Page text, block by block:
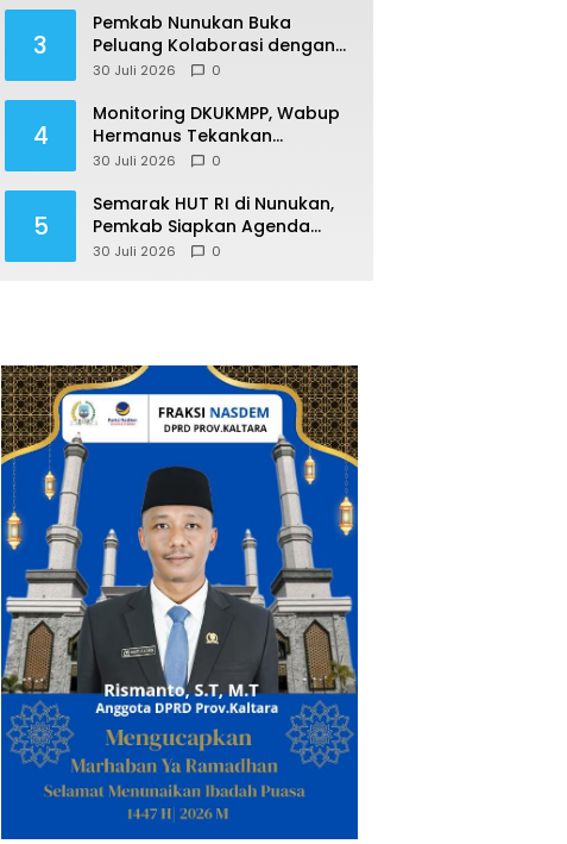
2027
3
Pemkab Nunukan Buka
Peluang Kolaborasi dengan
UMS, Fokus pada Penguatan
30 Juli 2026 0
4
Monitoring DKUKMPP, Wabup
Hermanus Tekankan
Pelayanan Prima dan
30 Juli 2026 0
5
Semarak HUT RI di Nunukan,
Pemkab Siapkan Agenda
Sepanjang Agustusan
30 Juli 2026 0